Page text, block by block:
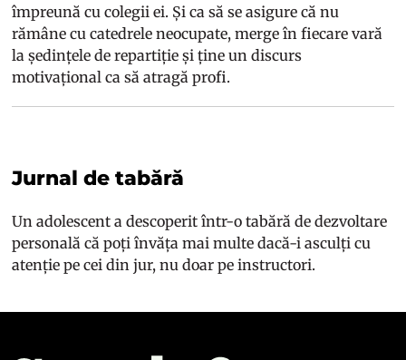
împreună cu colegii ei. Și ca să se asigure că nu
rămâne cu catedrele neocupate, merge în fiecare vară
la ședințele de repartiție și ține un discurs
motivațional ca să atragă profi.
Jurnal de tabără
Un adolescent a descoperit într-o tabără de dezvoltare
personală că poți învăța mai multe dacă-i asculți cu
atenție pe cei din jur, nu doar pe instructori.